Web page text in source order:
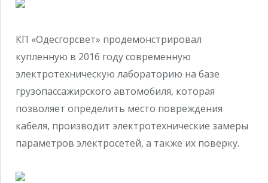
КП «Одесгорсвет» продемонстрировал
купленную в 2016 году современную
электротехническую лабораторию на базе
грузопассажирского автомобиля, которая
позволяет определить место повреждения
кабеля, производит электротехнические замеры
параметров электросетей, а также их поверку.